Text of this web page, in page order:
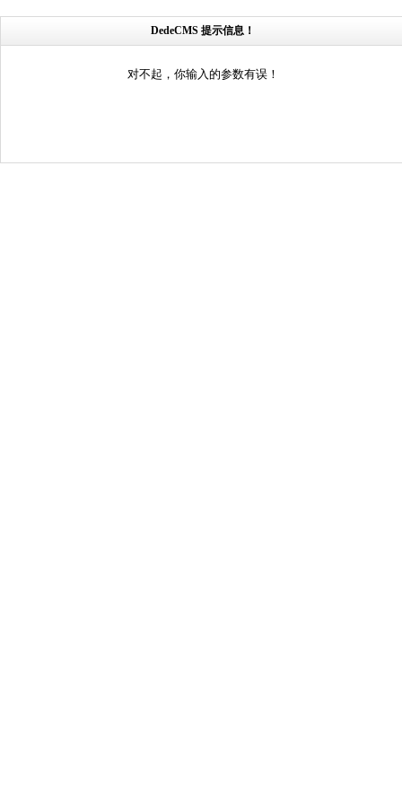
DedeCMS 提示信息！
对不起，你输入的参数有误！